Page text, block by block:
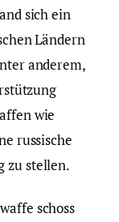
sich ein
Ländern
anderem,
wie
russische
zu stellen.
schoss